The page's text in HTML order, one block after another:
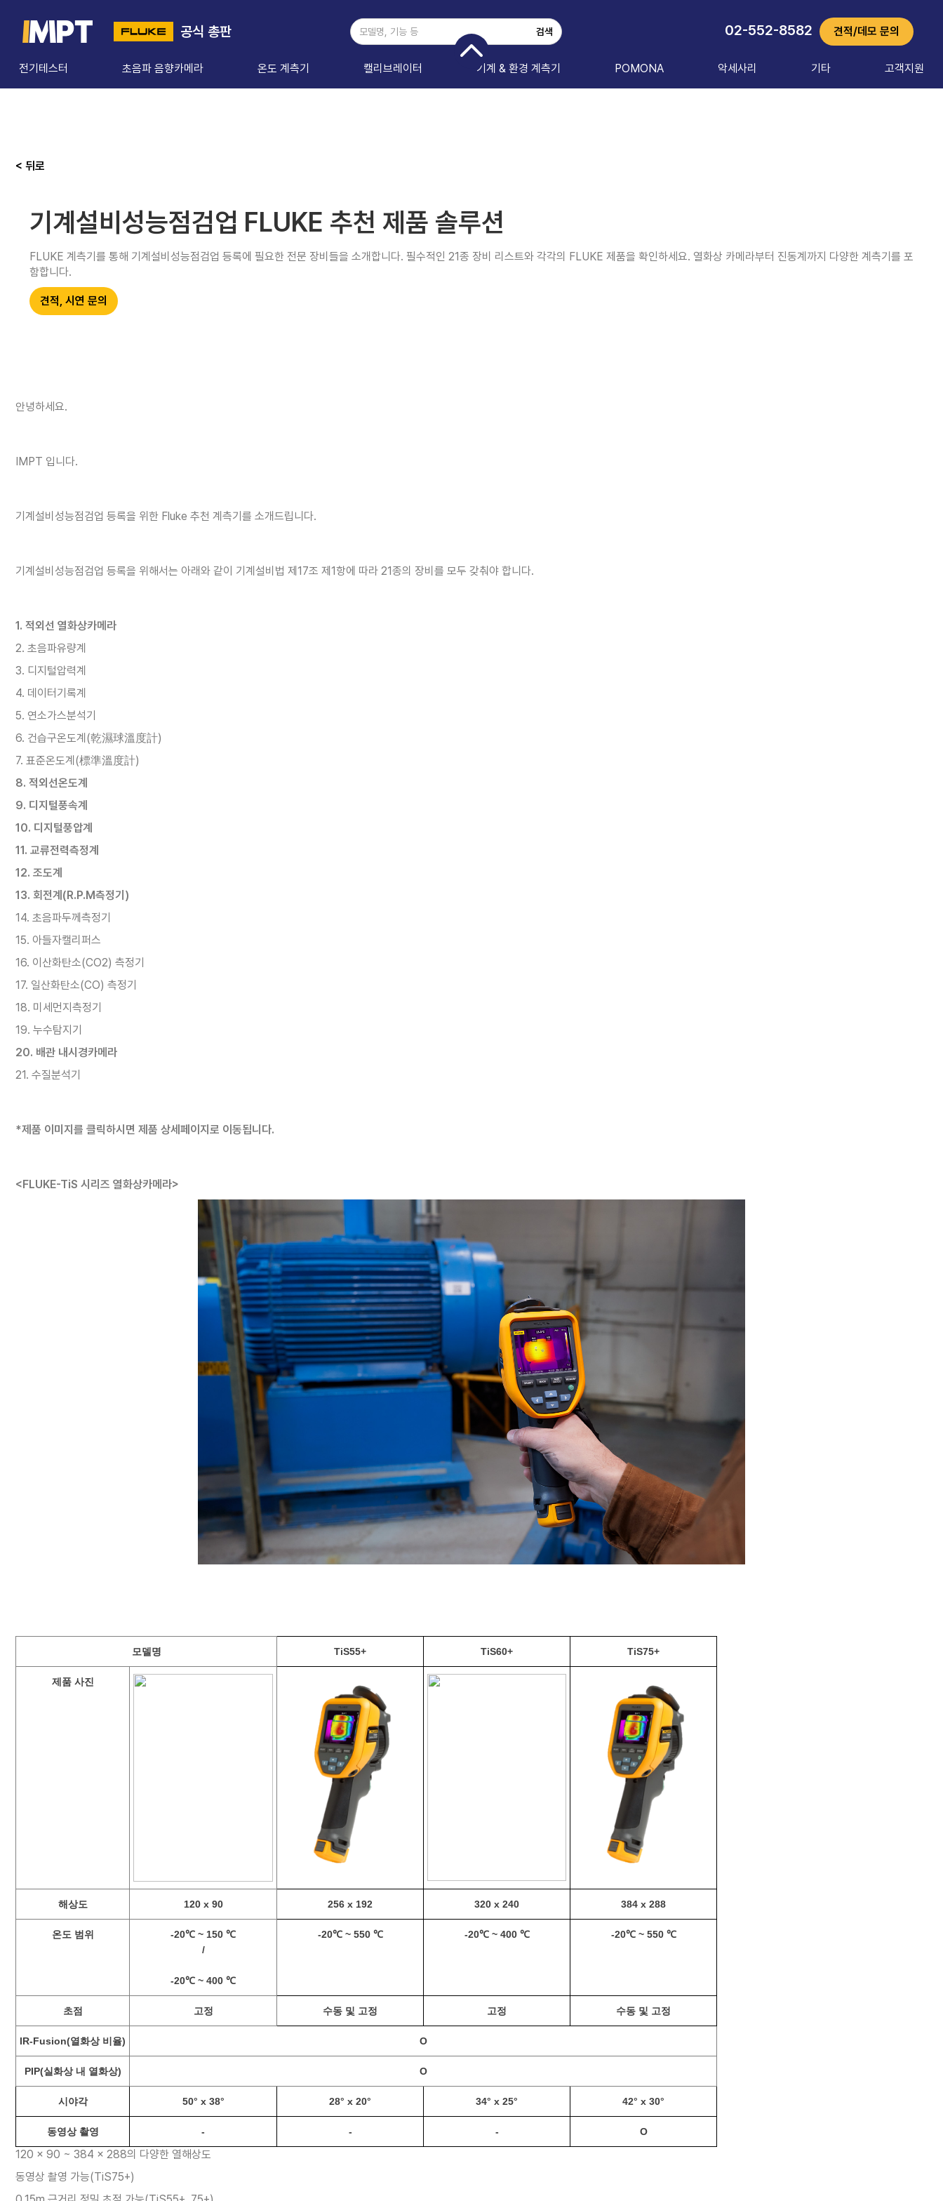
공식 총판 02-552-8582 견적/데모 문의
전기테스터 초음파 음향카메라 온도 계측기 캘리브레이터 기계 & 환경 계측기 POMONA 악세사리 기타 고객지원
< 뒤로
기계설비성능점검업 FLUKE 추천 제품 솔루션
FLUKE 계측기를 통해 기계설비성능점검업 등록에 필요한 전문 장비들을 소개합니다. 필수적인 21종 장비 리스트와 각각의 FLUKE 제품을 확인하세요. 열화상 카메라부터 진동계까지 다양한 계측기를 포
함합니다.
견적, 시연 문의
안녕하세요.
IMPT 입니다.
기계설비성능점검업 등록을 위한 Fluke 추천 계측기를 소개드립니다.
기계설비성능점검업 등록을 위해서는 아래와 같이 기계설비법 제17조 제1항에 따라 21종의 장비를 모두 갖춰야 합니다.
1. 적외선 열화상카메라
2. 초음파유량계
3. 디지털압력계
4. 데이터기록계
5. 연소가스분석기
6. 건습구온도계(乾濕球溫度計)
7. 표준온도계(標準溫度計)
8. 적외선온도계
9. 디지털풍속계
10. 디지털풍압계
11. 교류전력측정계
12. 조도계
13. 회전계(R.P.M측정기)
14. 초음파두께측정기
15. 아들자캘리퍼스
16. 이산화탄소(CO2) 측정기
17. 일산화탄소(CO) 측정기
18. 미세먼지측정기
19. 누수탐지기
20. 배관 내시경카메라
21. 수질분석기
*제품 이미지를 클릭하시면 제품 상세페이지로 이동됩니다.
<FLUKE-TiS 시리즈 열화상카메라>
모델명 TiS55+ TiS60+ TiS75+
제품 사진
해상도 120 x 90 256 x 192 320 x 240 384 x 288
온도 범위
-20℃ ~ 150 ℃
/
-20℃ ~ 400 ℃
-20℃ ~ 550 ℃ -20℃ ~ 400 ℃ -20℃ ~ 550 ℃
초점 고정 수동 및 고정 고정 수동 및 고정
IR-Fusion(열화상 비율) O
PIP(실화상 내 열화상) O
시야각 50° x 38° 28° x 20° 34° x 25° 42° x 30°
동영상 촬영 - - - O
120 x 90 ~ 384 x 288의 다양한 열해상도
동영상 촬영 가능(TiS75+)